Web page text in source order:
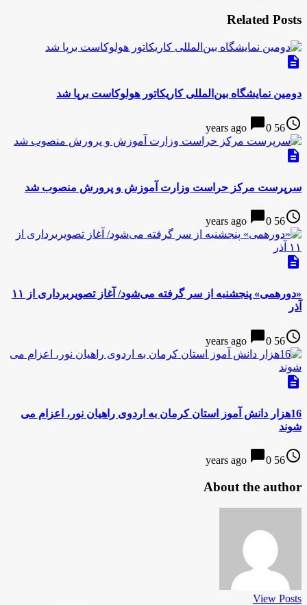
Related Posts
description
دومین نمایشگاه بین‌المللی کاریکاتور هولوکاست برپا شد
access_time
56 years ago
chat_bubble0
description
سرپرست مركز حراست وزارت آموزش و پرورش منصوب شد
access_time
56 years ago
chat_bubble0
description
«دورهمی» پنجشنبه از سر گرفته می‌شود/ آغاز تصویربرداری از ۱۱
آذر
access_time
56 years ago
chat_bubble0
description
16هزار دانش آموز استان کرمان به اردوی راهیان نور، اعزام می
شوند
access_time
56 years ago
chat_bubble0
About the author
View Posts